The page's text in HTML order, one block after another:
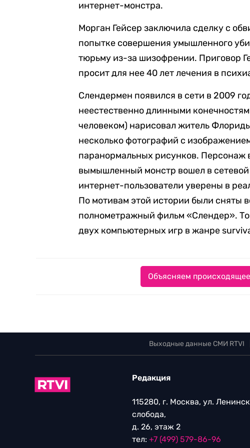
интернет-монстра.
Морган Гейсер заключила сделку с
попытке совершения умышленного
тюрьму из-за шизофрении. Приговор
просит для нее 40 лет лечения в
Слендермен появился в сети в 2009
неестественно длинными
человеком) нарисовал житель
несколько фотографий с
паранормальных рисунков. Персонаж
вымышленный монстр вошел в
интернет-пользователи уверены в
По мотивам этой истории были
полнометражный фильм «Слендер».
двух компьютерных игр в жанре
Объясняем
Выходные данные СМИ RTVI
Редакция
115280, г. Москва, ул.
слобода,
д. 26, этаж 2
тел: +7 (499) 579-86-96